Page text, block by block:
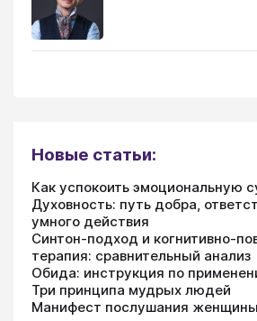
Новые статьи:
Как успокоить эмоциональную
Духовность: путь добра,
умного действия
Синтон-подход и когнитивно-
терапия: сравнительный анализ
Обида: инструкция по
Три принципа мудрых людей
Манифест послушания женщины